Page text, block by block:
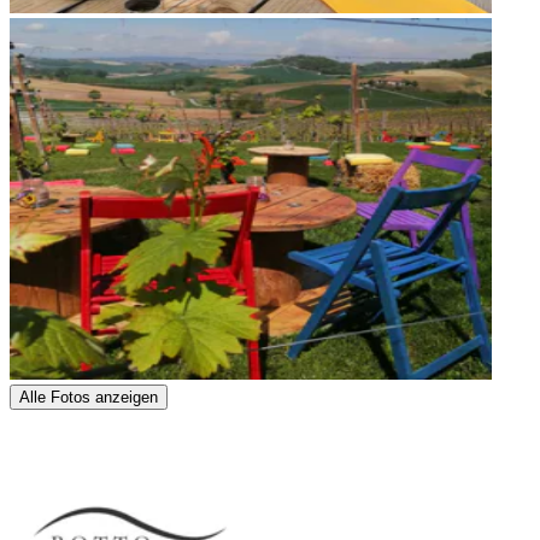
Alle Fotos anzeigen